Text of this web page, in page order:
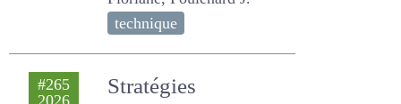
CHAMBAUT Hélène,
Throude Sindy, Di Franco
Floriane, Poulenard J.
technique